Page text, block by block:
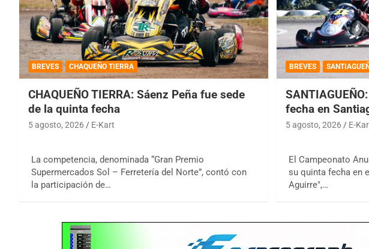
BREVES CHAQUEÑO TIERRA
CHAQUEÑO TIERRA: Sáenz Peña fue sede
de la quinta fecha
5 agosto, 2026 E-Kart
La competencia, denominada “Gran Premio
Supermercados Sol – Ferretería del Norte”, contó con
la participación de…
BREVES
fecha en
5 agosto, 2026 E-
El Campeonato
su quinta fecha en
Aguirre",…